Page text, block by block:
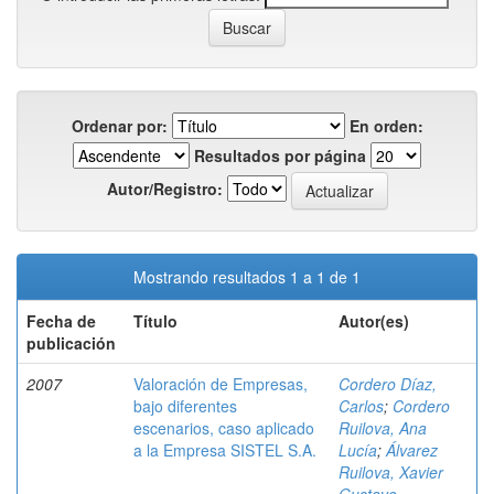
Ordenar por:
En orden:
Resultados por página
Autor/Registro:
Mostrando resultados 1 a 1 de 1
Fecha de
publicación
Título Autor(es)
2007
Valoración de Empresas,
bajo diferentes
escenarios, caso aplicado
a la Empresa SISTEL S.A.
Cordero Díaz,
Carlos; Cordero
Ruilova, Ana
Lucía;Álvarez
Ruilova, Xavier